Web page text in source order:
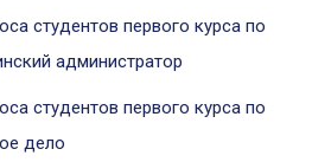
студентов первого курса по
администратор
студентов первого курса по
дело